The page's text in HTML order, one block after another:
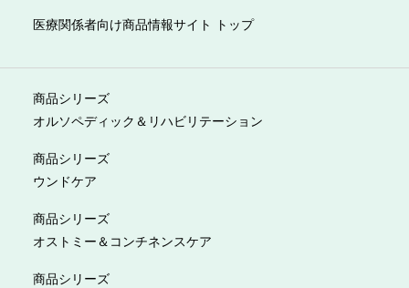
医療関係者向け商品情報サイト トップ
商品シリーズ
オルソペディック＆リハビリテーション
商品シリーズ
ウンドケア
商品シリーズ
オストミー＆コンチネンスケア
商品シリーズ